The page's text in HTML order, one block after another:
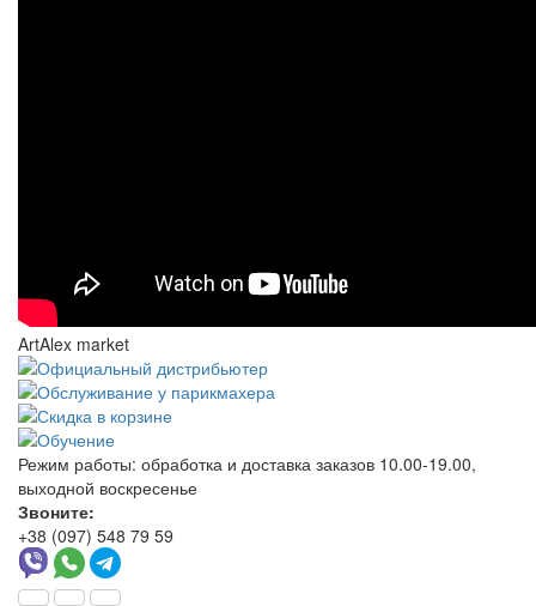
ArtAlex market
Режим работы: обработка и доставка заказов 10.00-19.00,
выходной воскресенье
Звоните:
+38 (097) 548 79 59